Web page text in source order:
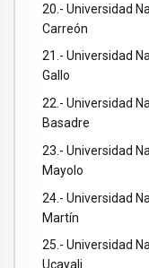
20.- Universidad
Carreón
21.- Universidad
Gallo 1
22.- Universidad
Basadre
23.- Universidad
Mayolo
24.- Universidad
Martín
25.- Universidad
Ucayali